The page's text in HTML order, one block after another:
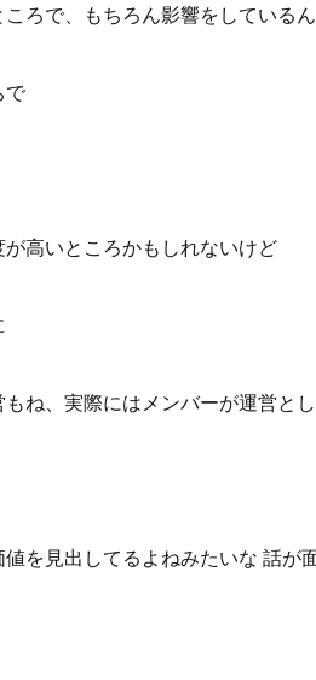
ろで、もちろん影響をしている
で
高いところかもしれないけど
ね、実際にはメンバーが運営と
を見出してるよねみたいな 話が